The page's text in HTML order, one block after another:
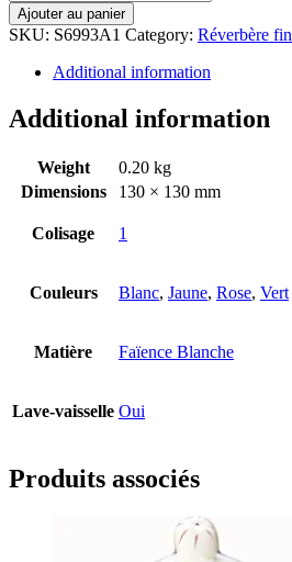
Ajouter au panier
SKU: S6993A1 Category: Réverbère fin
Additional information
Additional information
Weight
0.20 kg
Dimensions
130 × 130 mm
Colisage 1
Couleurs Blanc, Jaune, Rose, Vert
Matière Faïence Blanche
Lave-vaisselle Oui
Produits associés